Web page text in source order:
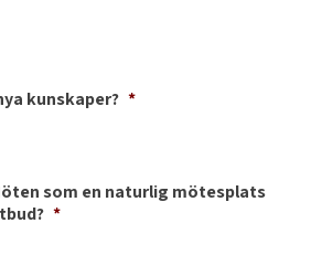
kunskaper? *
som en naturlig mötesplats
*